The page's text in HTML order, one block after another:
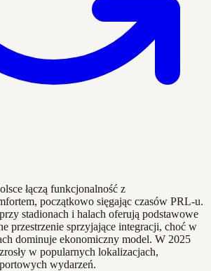
łączą funkcjonalność z
początkowo sięgając czasów PRL-u.
stadionach i halach oferują podstawowe
przestrzenie sprzyjające integracji, choć w
dominuje ekonomiczny model. W 2025
w popularnych lokalizacjach,
wydarzeń.